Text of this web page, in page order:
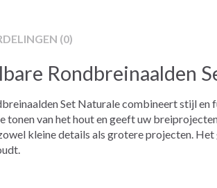
(0)
Rondbreinaalden
Set Naturale combineert stijl
tonen van het hout en geeft uw
kleine details als grotere projecten.